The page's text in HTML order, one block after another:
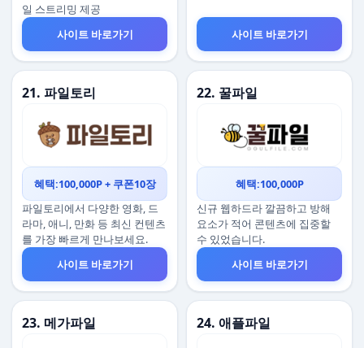
일 스트리밍 제공
사이트 바로가기
사이트 바로가기
21. 파일토리
혜택:100,000P + 쿠폰10장
파일토리에서 다양한 영화, 드
라마, 애니, 만화 등 최신 컨텐츠
를 가장 빠르게 만나보세요.
사이트 바로가기
22. 꿀파일
혜택:100,000P
신규 웹하드라 깔끔하고 방해
요소가 적어 콘텐츠에 집중할
수 있었습니다.
사이트 바로가기
23. 메가파일 24. 애플파일